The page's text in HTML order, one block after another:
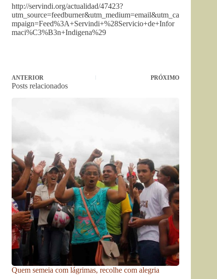
http://servindi.org/actualidad/47423?
utm_source=feedburner&utm_medium=email&utm_ca
mpaign=Feed%3A+Servindi+%28Servicio+de+Infor
maci%C3%B3n+Indigena%29
ANTERIOR PRÓXIMO
Posts relacionados
Quem semeia com lágrimas, recolhe com alegria